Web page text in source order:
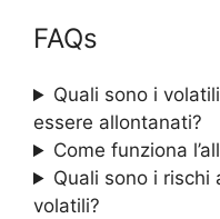
FAQs
Quali sono i
essere allontanati?
Come funziona
Quali sono i rischi
volatili?